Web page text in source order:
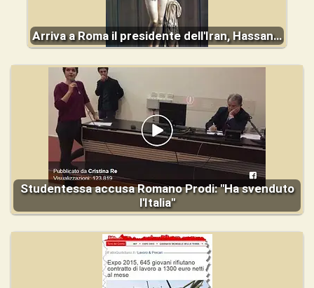
Arriva a Roma il presidente dell'Iran, Hassan…
Studentessa accusa Romano Prodi: "Ha svenduto
l'Italia"